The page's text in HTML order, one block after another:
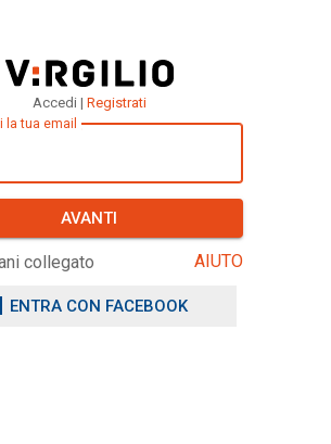
Accedi | Registrati
la tua email
AVANTI
collegato AIUTO
ENTRA CON FACEBOOK